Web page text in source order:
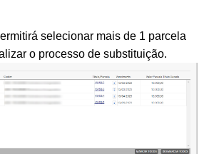
selecionar mais de 1 parcela
o processo de substituição.